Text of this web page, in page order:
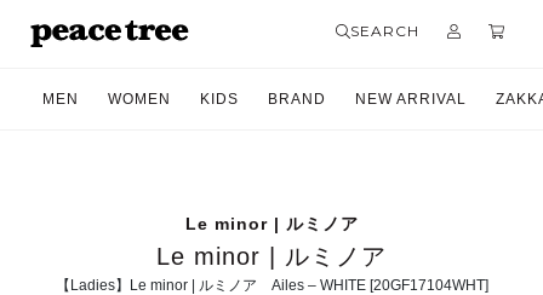
SEARCH
MEN WOMEN KIDS BRAND NEW ARRIVAL
Le minor | ルミノア
Le minor | ルミノア
【Ladies】Le minor | ルミノア Ailes – WHITE [20GF17104WHT]